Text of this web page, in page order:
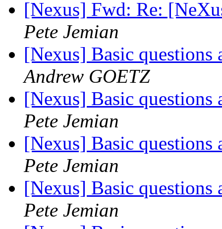
[Nexus] Fwd: Re:
Pete Jemian
[Nexus] Basic
Andrew GOETZ
[Nexus] Basic
Pete Jemian
[Nexus] Basic
Pete Jemian
[Nexus] Basic
Pete Jemian